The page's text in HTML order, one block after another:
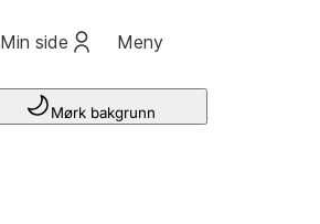
Min side Meny
Mørk bakgrunn